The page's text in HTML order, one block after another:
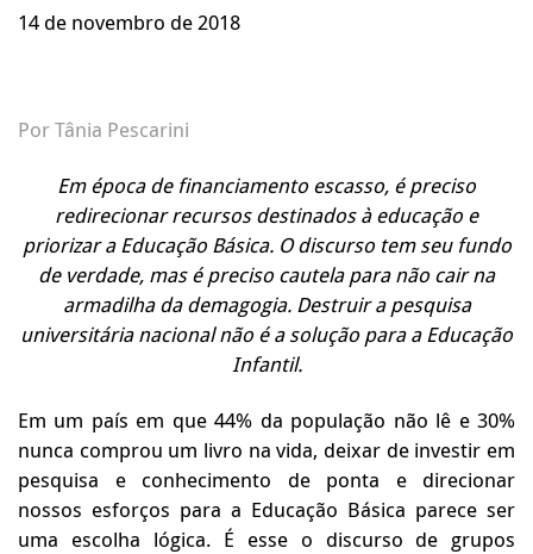
14 de novembro de 2018
Por Tânia Pescarini
Em época de financiamento escasso, é preciso
redirecionar recursos destinados à educação e
priorizar a Educação Básica. O discurso tem seu fundo
de verdade, mas é preciso cautela para não cair na
armadilha da demagogia. Destruir a pesquisa
universitária nacional não é a solução para a Educação
Infantil.
Em um país em que 44% da população não lê e 30%
nunca comprou um livro na vida, deixar de investir em
pesquisa e conhecimento de ponta e direcionar
nossos esforços para a Educação Básica parece ser
uma escolha lógica. É esse o discurso de grupos